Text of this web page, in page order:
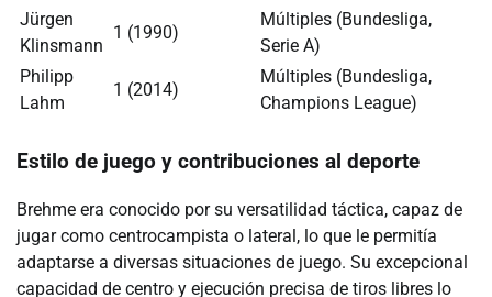
Jürgen
Klinsmann
1 (1990)
Múltiples (Bundesliga,
Serie A)
Philipp
Lahm
1 (2014)
Múltiples (Bundesliga,
Champions League)
Estilo de juego y contribuciones al deporte
Brehme era conocido por su versatilidad táctica, capaz de
jugar como centrocampista o lateral, lo que le permitía
adaptarse a diversas situaciones de juego. Su excepcional
capacidad de centro y ejecución precisa de tiros libres lo